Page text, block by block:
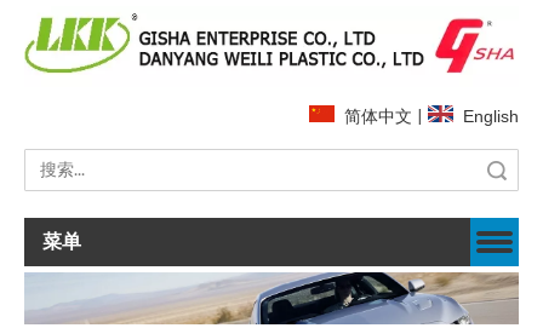
简体中文 | English
菜单